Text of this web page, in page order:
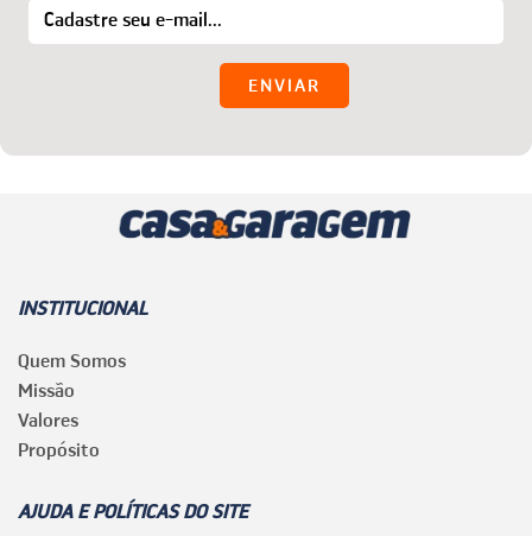
INSTITUCIONAL
Quem Somos
Missão
Valores
Propósito
AJUDA E POLÍTICAS DO SITE